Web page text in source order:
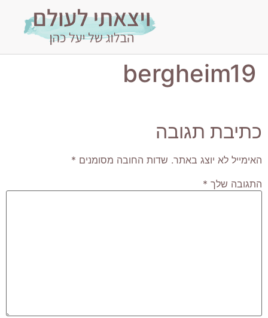
bergheim19
כתיבת תגובה
האימייל לא יוצג באתר. שדות החובה מסומנים *
התגובה שלך *